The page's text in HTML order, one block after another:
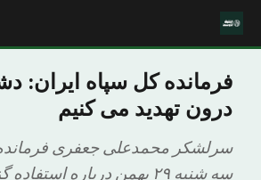
فرمانده کل سپاه ایران:
درون تهدید می کنیم
سرلشکر محمدعلی جعفری
سه شنبه ۲۹ بهمن درباره